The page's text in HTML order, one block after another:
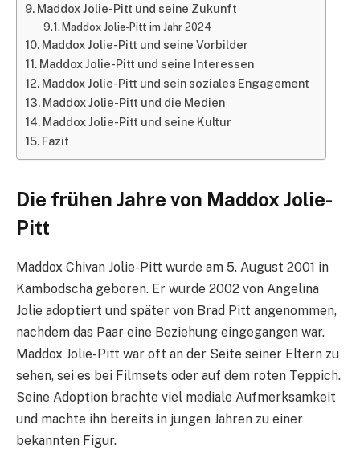
Maddox Jolie-Pitt und seine Zukunft
Maddox Jolie-Pitt im Jahr 2024
Maddox Jolie-Pitt und seine Vorbilder
Maddox Jolie-Pitt und seine Interessen
Maddox Jolie-Pitt und sein soziales Engagement
Maddox Jolie-Pitt und die Medien
Maddox Jolie-Pitt und seine Kultur
Fazit
Die frühen Jahre von Maddox Jolie-
Pitt
Maddox Chivan Jolie-Pitt wurde am 5. August 2001 in
Kambodscha geboren. Er wurde 2002 von Angelina
Jolie adoptiert und später von Brad Pitt angenommen,
nachdem das Paar eine Beziehung eingegangen war.
Maddox Jolie-Pitt war oft an der Seite seiner Eltern zu
sehen, sei es bei Filmsets oder auf dem roten Teppich.
Seine Adoption brachte viel mediale Aufmerksamkeit
und machte ihn bereits in jungen Jahren zu einer
bekannten Figur.